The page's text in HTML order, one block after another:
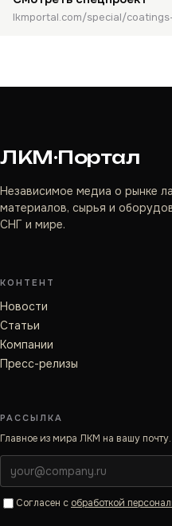
lkmportal.com/special/
ЛКМ·Портал
Независимое медиа о рынке
материалов, сырья и
СНГ и мире.
КОНТЕНТ
Новости
Статьи
Компании
Пресс-релизы
РАССЫЛКА
Главное из мира ЛКМ на вашу
Согласен с обработкой